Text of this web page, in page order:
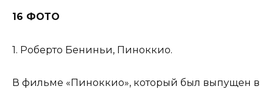
16 ФОТО
1. Роберто Бениньи, Пиноккио.
В фильме «Пиноккио», который был выпущен в